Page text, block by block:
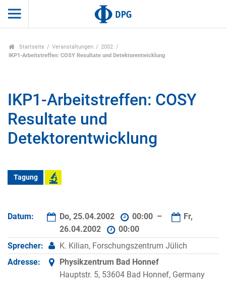
Startseite Veranstaltungen
2002
IKP1-Arbeitstreffen: COSY Resultate und Detektorentwicklung
IKP1-Arbeitstreffen: COSY
Resultate und
Detektorentwicklung
Tagung
Datum: Do, 25.04.2002 00:00 –
Fr,
26.04.2002
00:00
Sprecher:
K. Kilian, Forschungszentrum Jülich
Adresse:
Physikzentrum Bad Honnef
Hauptstr. 5, 53604 Bad Honnef, Germany